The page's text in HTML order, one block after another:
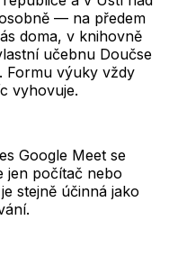
— na předem
doma, v knihovně
učebnu Doučse
Formu výuky vždy
vyhovuje.
Google Meet se
jen počítač nebo
stejně účinná jako